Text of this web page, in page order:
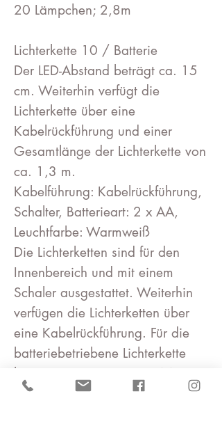
20 Lämpchen; 2,8m
Lichterkette 10 / Batterie
Der LED-Abstand beträgt ca. 15
cm. Weiterhin verfügt die
Lichterkette über eine
Kabelrückführung und einer
Gesamtlänge der Lichterkette von
ca. 1,3 m.
Kabelführung: Kabelrückführung,
Schalter, Batterieart: 2 x AA,
Leuchtfarbe: Warmweiß
Die Lichterketten sind für den
Innenbereich und mit einem
Schaler ausgestattet. Weiterhin
verfügen die Lichterketten über
eine Kabelrückführung. Für die
batteriebetriebene Lichterkette
benötigen Sie 2 x 1,5 V AA –
die Batterien sind nicht im